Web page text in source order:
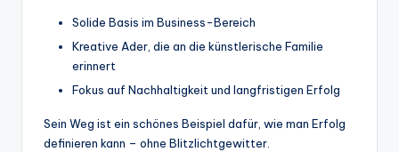
Solide Basis im Business-Bereich
Kreative Ader, die an die künstlerische Familie
erinnert
Fokus auf Nachhaltigkeit und langfristigen Erfolg
Sein Weg ist ein schönes Beispiel dafür, wie man Erfolg
definieren kann – ohne Blitzlichtgewitter.